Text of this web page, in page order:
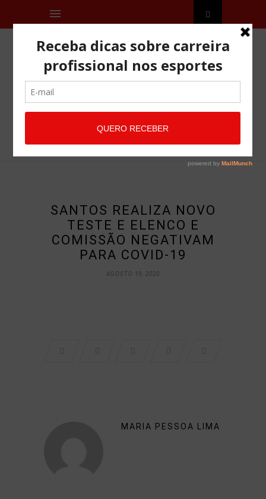
SANTOS REALIZA NOVO
TESTE E ELENCO E
COMISSÃO NEGATIVAM
PARA COVID-19
AGOSTO 19, 2020
MARIA PESSOA LIMA